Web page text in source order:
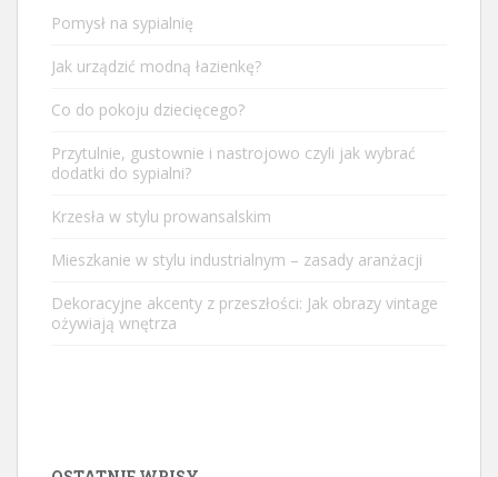
Pomysł na sypialnię
Jak urządzić modną łazienkę?
Co do pokoju dziecięcego?
Przytulnie, gustownie i nastrojowo czyli jak wybrać
dodatki do sypialni?
Krzesła w stylu prowansalskim
Mieszkanie w stylu industrialnym – zasady aranżacji
Dekoracyjne akcenty z przeszłości: Jak obrazy vintage
ożywiają wnętrza